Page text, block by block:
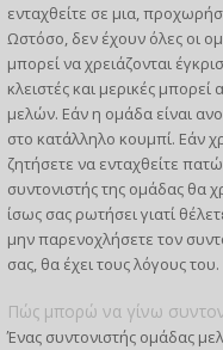
ενταχθείτε σε μια,
Ωστόσο, δεν έχουν όλες οι
μπορεί να χρειάζονται
κλειστές και μερικές
μελών. Εάν η ομάδα είναι
στο κατάλληλο κουμπί. Εάν
ζητήσετε να ενταχθείτε
συντονιστής της ομάδας θα
ίσως σας ρωτήσει γιατί
μην παρενοχλήσετε τον
σας, θα έχει τους λόγους του.
Πώς μπορώ να γίνω
Ένας συντονιστής ομάδας